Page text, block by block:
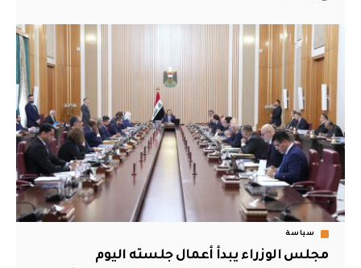
سياسة
مجلس الوزراء يبدأ أعمال جلسته اليوم